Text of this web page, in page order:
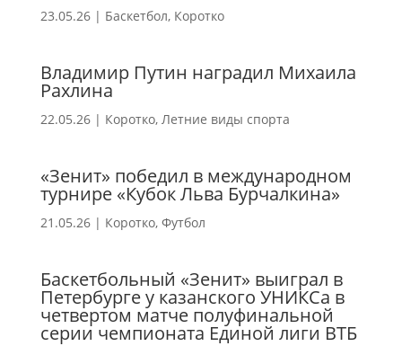
23.05.26| Баскетбол, Коротко
Владимир Путин наградил Михаила
Рахлина
22.05.26| Коротко, Летние виды спорта
«Зенит» победил в международном
турнире «Кубок Льва Бурчалкина»
21.05.26| Коротко, Футбол
Баскетбольный «Зенит» выиграл в
Петербурге у казанского УНИКСа в
четвертом матче полуфинальной
серии чемпионата Единой лиги ВТБ